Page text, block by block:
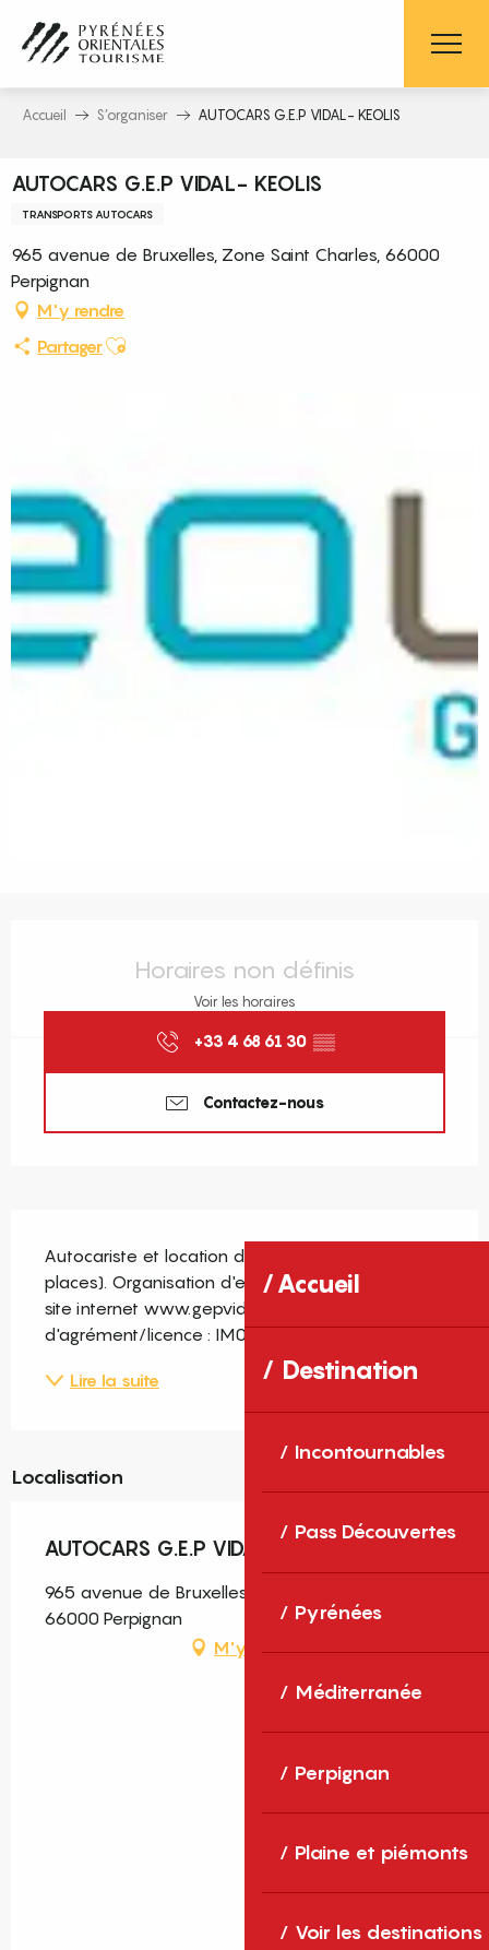
contenu
principal
Accueil
Destination
Incontournables
Pass Découvertes
Pyrénées
Méditerranée
Perpignan
Plaine et piémonts
Voir les destinations
Accueil S’organiser AUTOCARS G.E.P VIDAL- KEOLIS
AUTOCARS G.E.P VIDAL- KEOLIS
TRANSPORTS AUTOCARS
965 avenue de Bruxelles, Zone Saint Charles, 66000
Perpignan
M'y rendre
PartagerAjouter aux favoris
Horaires non définis
Voir les horaires
+33 4 68 61 30 ▒▒
Contactez-nous
Autocariste et location d'autocars (entre 19 et 61
places). Organisation d'excursions. Consultez le
site internet www.gepvidal.com N°
d'agrément/licence : IM066100012
Lire la suite
Localisation
AUTOCARS G.E.P VIDAL- KEOLIS
965 avenue de Bruxelles, Zone Saint Charles,
66000 Perpignan
M'y rendre